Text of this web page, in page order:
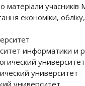
матеріали
економіки,
информатики и
университет
университет
университет